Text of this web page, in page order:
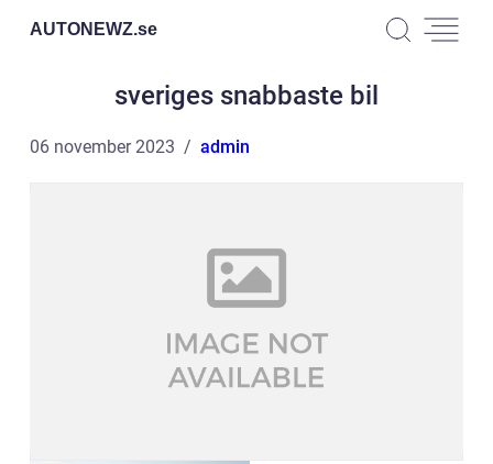
AUTONEWZ.se
sveriges snabbaste bil
06 november 2023 admin